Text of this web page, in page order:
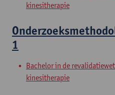
kinesitherapie
1
Bachelor in de
kinesitherapie